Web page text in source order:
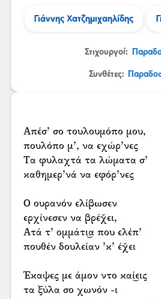
Γιάννης Χατζημιχαηλίδης
Στιχουργοί:
Συνθέτες:
Απέσ’ σο τουλουμόπο μου,
πουλόπο μ’, να εχώρ’νες
Τα φυλαχτά τα λώματα σ’
καθημερ’νά να εφόρ’νες
Ο ουρανόν ελίβωσεν
ερχίνεσεν να βρέχ̌ει,
Ατά τ’ ομμάτι͜α που ελέπ’
πουθέν δουλείαν ’κ’ έχ̌ει
Έκαψες με άμον ντο καί͜εις
τα ξύλα σο χωνόν -ι